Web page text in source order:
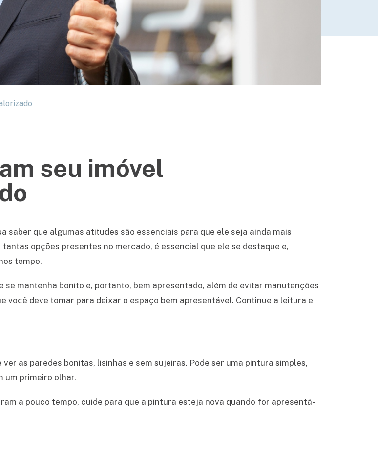
seu imóvel
saber que algumas atitudes são essenciais para que ele seja ainda mais
opções presentes no mercado, é essencial que ele se destaque e,
tempo.
se mantenha bonito e, portanto, bem apresentado, além de evitar manutenções
você deve tomar para deixar o espaço bem apresentável. Continue a leitura e
as paredes bonitas, lisinhas e sem sujeiras. Pode ser uma pintura simples,
um primeiro olhar.
a pouco tempo, cuide para que a pintura esteja nova quando for apresentá-